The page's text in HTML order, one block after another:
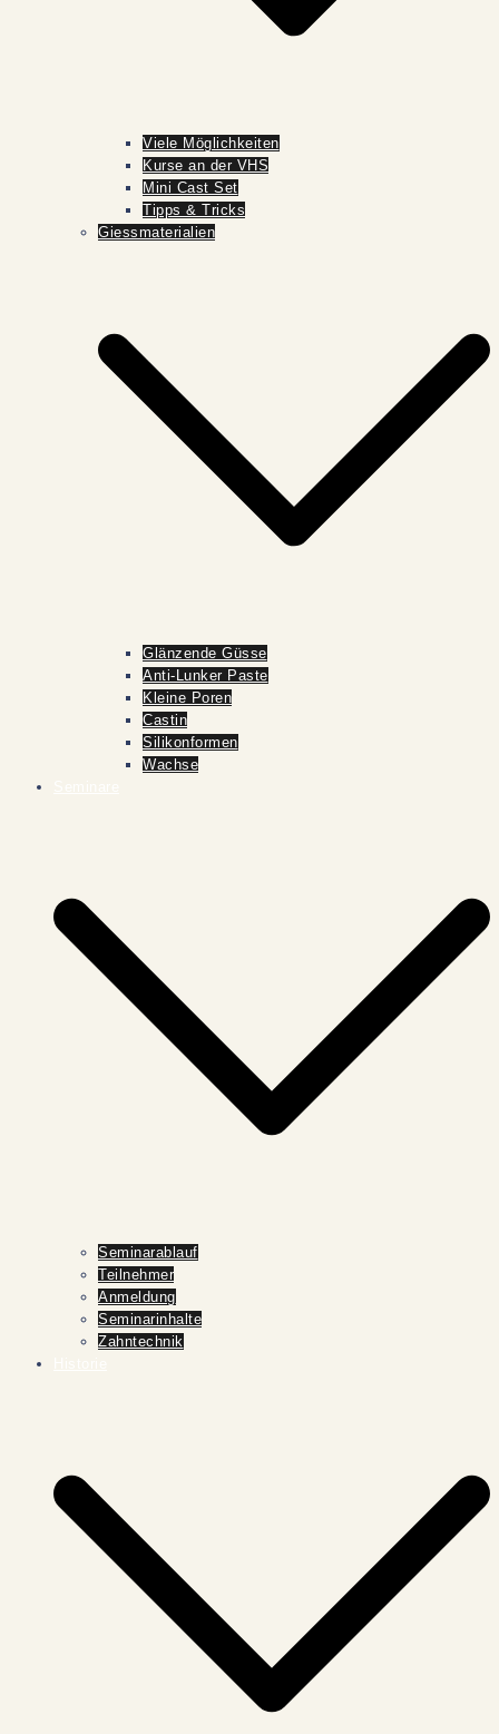
Viele Möglichkeiten
Kurse an der VHS
Mini Cast Set
Tipps & Tricks
Giessmaterialien
Glänzende Güsse
Anti-Lunker Paste
Kleine Poren
Castin
Silikonformen
Wachse
Seminarablauf
Teilnehmer
Anmeldung
Seminarinhalte
Zahntechnik